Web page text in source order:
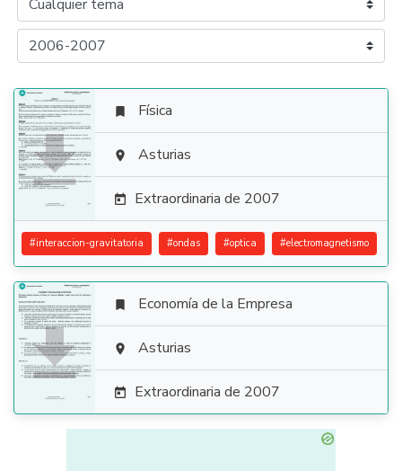

 Física
 Asturias
 Extraordinaria de 2007
#interaccion-gravitatoria #ondas #optica #electromagnetismo

 Economía de la Empresa
 Asturias
 Extraordinaria de 2007